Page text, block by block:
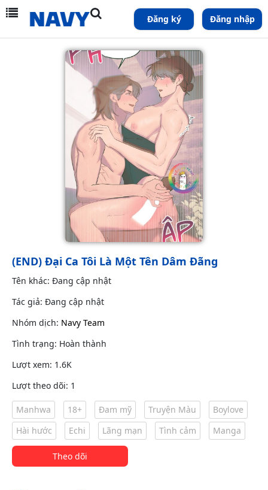
Đăng ký Đăng nhập
(END) Đại Ca Tôi Là Một Tên Dâm Đãng
Tên khác: Đang cập nhật
Tác giả: Đang cập nhật
Nhóm dịch: Navy Team
Tình trạng: Hoàn thành
Lượt xem: 1.6K
Lượt theo dõi: 1
Manhwa 18+ Đam mỹ Truyện Màu
Boylove
Hài hước
Echi Lãng mạn Tình cảm Manga
Theo dõi